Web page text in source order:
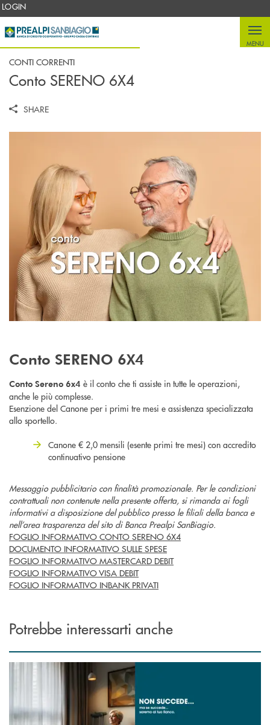
Salta al contenuto principale
LOGIN
MENU
CONTI CORRENTI
Conto SERENO 6X4
SHARE
Conto SERENO 6X4
Conto Sereno 6x4 è il conto che ti assiste in tutte le operazioni,
anche le più complesse.
Esenzione del Canone per i primi tre mesi e assistenza specializzata
allo sportello.
Canone € 2,0 mensili (esente primi tre mesi) con accredito
continuativo pensione
Messaggio pubblicitario con finalità promozionale. Per le condizioni
contrattuali non contenute nella presente offerta, si rimanda ai fogli
informativi a disposizione del pubblico presso le filiali della banca e
nell’area trasparenza del sito di Banca Prealpi SanBiagio.
FOGLIO INFORMATIVO CONTO SERENO 6X4
DOCUMENTO INFORMATIVO SULLE SPESE
FOGLIO INFORMATIVO MASTERCARD DEBIT
FOGLIO INFORMATIVO VISA DEBIT
FOGLIO INFORMATIVO INBANK PRIVATI
Potrebbe interessarti anche
Scopri di più Persona